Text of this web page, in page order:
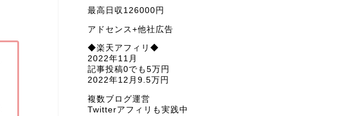
最高日収126000円
アドセンス+他社広告
◆楽天アフィリ◆
2022年11月
記事投稿0でも5万円
2022年12月9.5万円
複数ブログ運営
Twitterアフィリも実践中